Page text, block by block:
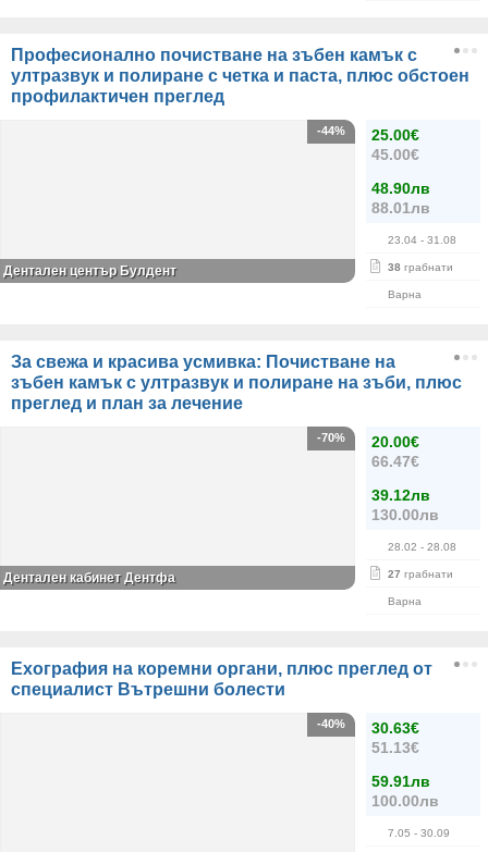
Професионално почистване на зъбен камък с
ултразвук и полиране с четка и паста, плюс обстоен
профилактичен преглед
25.00€
45.00€
48.90лв
88.01лв
23.04 - 31.08
38 грабнати
Варна
-44%
Дентален център Булдент
За свежа и красива усмивка: Почистване на
зъбен камък с ултразвук и полиране на зъби, плюс
преглед и план за лечение
20.00€
66.47€
39.12лв
130.00лв
28.02 - 28.08
27 грабнати
Варна
-70%
Дентален кабинет Дентфа
Ехография на коремни органи, плюс преглед от
специалист Вътрешни болести
30.63€
51.13€
59.91лв
100.00лв
7.05 - 30.09
-40%